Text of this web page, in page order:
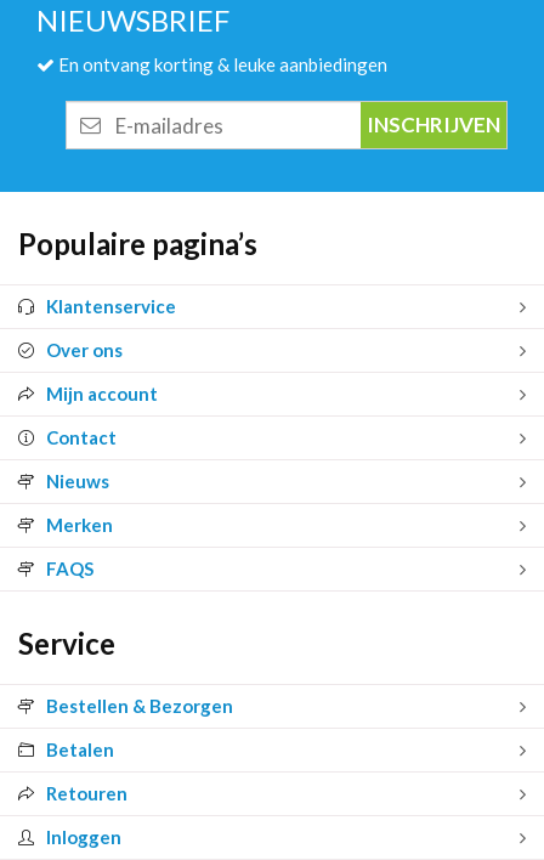
NIEUWSBRIEF
En ontvang korting & leuke aanbiedingen
mailadres
Populaire pagina’s
Klantenservice
Over ons
Mijn account
Contact
Nieuws
Merken
FAQS
Service
Bestellen & Bezorgen
Betalen
Retouren
Inloggen